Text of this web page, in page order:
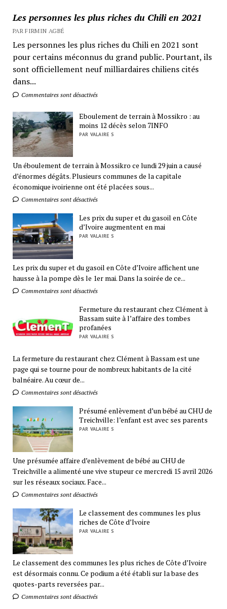
Les personnes les plus riches du Chili en 2021
PAR FIRMIN AGBÉ
Les personnes les plus riches du Chili en 2021 sont
pour certains méconnus du grand public. Pourtant, ils
sont officiellement neuf milliardaires chiliens cités
dans...
Commentaires sont désactivés
Eboulement de terrain à Mossikro : au
moins 12 décès selon 7INFO
PAR VALAIRE S
Un éboulement de terrain à Mossikro ce lundi 29 juin a causé
d’énormes dégâts. Plusieurs communes de la capitale
économique ivoirienne ont été placées sous...
Commentaires sont désactivés
Les prix du super et du gasoil en Côte
d’Ivoire augmentent en mai
PAR VALAIRE S
Les prix du super et du gasoil en Côte d’Ivoire affichent une
hausse à la pompe dès le 1er mai. Dans la soirée de ce...
Commentaires sont désactivés
Fermeture du restaurant chez Clément à
Bassam suite à l’affaire des tombes
profanées
PAR VALAIRE S
La fermeture du restaurant chez Clément à Bassam est une
page qui se tourne pour de nombreux habitants de la cité
balnéaire. Au cœur de...
Commentaires sont désactivés
Présumé enlèvement d’un bébé au CHU de
Treichville: l’enfant est avec ses parents
PAR VALAIRE S
Une présumée affaire d’enlèvement de bébé au CHU de
Treichville a alimenté une vive stupeur ce mercredi 15 avril 2026
sur les réseaux sociaux. Face...
Commentaires sont désactivés
Le classement des communes les plus
riches de Côte d’Ivoire
PAR VALAIRE S
Le classement des communes les plus riches de Côte d’Ivoire
est désormais connu. Ce podium a été établi sur la base des
quotes-parts reversées par...
Commentaires sont désactivés